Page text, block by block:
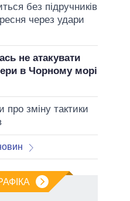
без підручників
через удари
не атакувати
в Чорному морі
про зміну тактики